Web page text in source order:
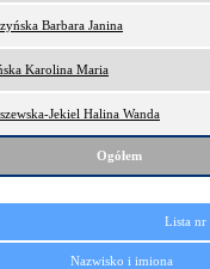
Barbara Janina
Karolina Maria
Jekiel Halina Wanda
Ogółem
Lista
Nazwisko i imiona